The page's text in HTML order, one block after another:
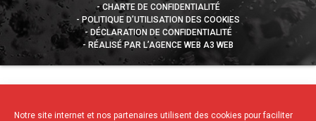
Notre site internet et nos partenaires utilisent des cookies pour faciliter
CHARTE DE CONFIDENTIALITÉ
POLITIQUE D’UTILISATION DES COOKIES
DÉCLARATION DE CONFIDENTIALITÉ
RÉALISÉ PAR L’AGENCE WEB A3 WEB